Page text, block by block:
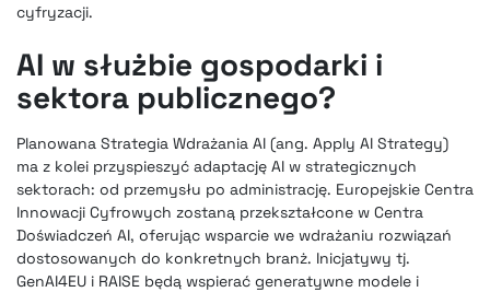
cyfryzacji.
AI w służbie gospodarki i
sektora publicznego?
Planowana Strategia Wdrażania AI (ang. Apply AI Strategy)
ma z kolei przyspieszyć adaptację AI w strategicznych
sektorach: od przemysłu po administrację. Europejskie Centra
Innowacji Cyfrowych zostaną przekształcone w Centra
Doświadczeń AI, oferując wsparcie we wdrażaniu rozwiązań
dostosowanych do konkretnych branż. Inicjatywy tj.
GenAI4EU i RAISE będą wspierać generatywne modele i